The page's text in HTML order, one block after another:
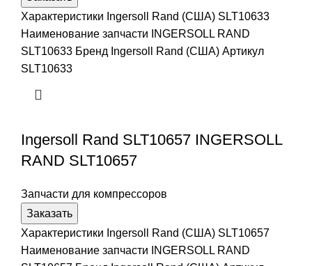
Характеристики Ingersoll Rand (США) SLT10633
Наименование запчасти INGERSOLL RAND
SLT10633 Бренд Ingersoll Rand (США) Артикул
SLT10633
Ingersoll Rand SLT10657 INGERSOLL
RAND SLT10657
Запчасти для компрессоров
Заказать
Характеристики Ingersoll Rand (США) SLT10657
Наименование запчасти INGERSOLL RAND